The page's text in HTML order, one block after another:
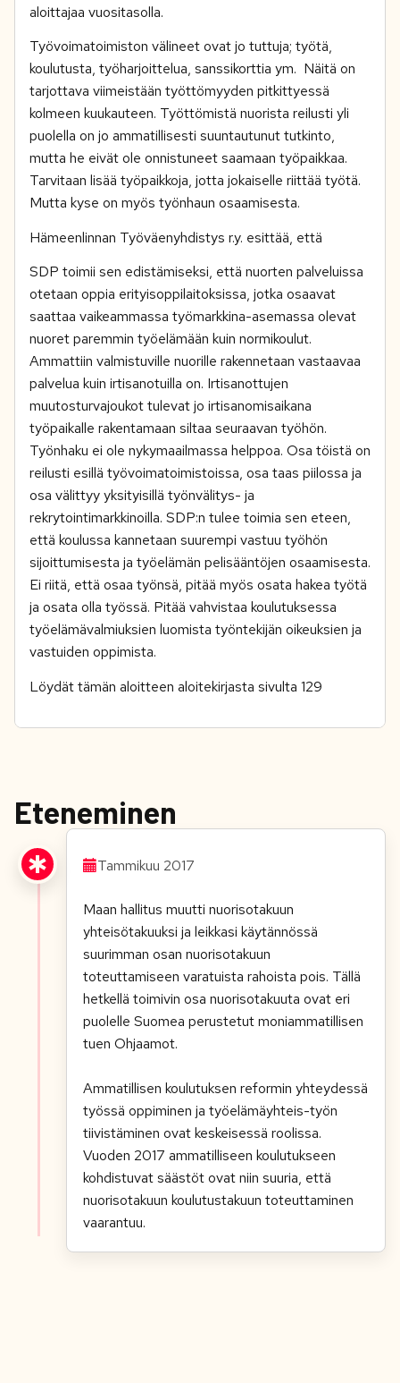
aloittajaa vuositasolla.
Työvoimatoimiston välineet ovat jo tuttuja; työtä,
koulutusta, työharjoittelua, sanssikorttia ym. Näitä on
tarjottava viimeistään työttömyyden pitkittyessä
kolmeen kuukauteen. Työttömistä nuorista reilusti yli
puolella on jo ammatillisesti suuntautunut tutkinto,
mutta he eivät ole onnistuneet saamaan työpaikkaa.
Tarvitaan lisää työpaikkoja, jotta jokaiselle riittää työtä.
Mutta kyse on myös työnhaun osaamisesta.
Hämeenlinnan Työväenyhdistys r.y. esittää, että
SDP toimii sen edistämiseksi, että nuorten palveluissa
otetaan oppia erityisoppilaitoksissa, jotka osaavat
saattaa vaikeammassa työmarkkina-asemassa olevat
nuoret paremmin työelämään kuin normikoulut.
Ammattiin valmistuville nuorille rakennetaan vastaavaa
palvelua kuin irtisanotuilla on. Irtisanottujen
muutosturvajoukot tulevat jo irtisanomisaikana
työpaikalle rakentamaan siltaa seuraavan työhön.
Työnhaku ei ole nykymaailmassa helppoa. Osa töistä on
reilusti esillä työvoimatoimistoissa, osa taas piilossa ja
osa välittyy yksityisillä työnvälitys- ja
rekrytointimarkkinoilla. SDP:n tulee toimia sen eteen,
että koulussa kannetaan suurempi vastuu työhön
sijoittumisesta ja työelämän pelisääntöjen osaamisesta.
Ei riitä, että osaa työnsä, pitää myös osata hakea työtä
ja osata olla työssä. Pitää vahvistaa koulutuksessa
työelämävalmiuksien luomista työntekijän oikeuksien ja
vastuiden oppimista.
Löydät tämän aloitteen aloitekirjasta sivulta 129
Eteneminen
Tammikuu 2017
Maan hallitus muutti nuorisotakuun
yhteisötakuuksi ja leikkasi käytännössä
suurimman osan nuorisotakuun
toteuttamiseen varatuista rahoista pois. Tällä
hetkellä toimivin osa nuorisotakuuta ovat eri
puolelle Suomea perustetut moniammatillisen
tuen Ohjaamot.
Ammatillisen koulutuksen reformin yhteydessä
työssä oppiminen ja työelämäyhteis-työn
tiivistäminen ovat keskeisessä roolissa.
Vuoden 2017 ammatilliseen koulutukseen
kohdistuvat säästöt ovat niin suuria, että
nuorisotakuun koulutustakuun toteuttaminen
vaarantuu.